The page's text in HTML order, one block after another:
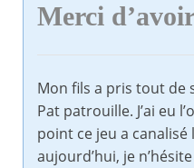
Merci
Mon fils a pris tout de
Pat patrouille. J’ai eu
point ce jeu a canalisé
aujourd’hui, je